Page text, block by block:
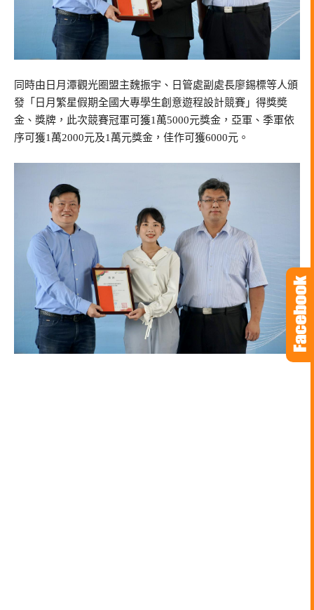
同時由日月潭觀光圈盟主魏振宇、日管處副處長廖錫標等人頒
發「日月繁星假期全國大專學生創意遊程設計競賽」得獎奬
金、獎牌，此次競賽冠軍可獲1萬5000元獎金，亞軍、季軍依
序可獲1萬2000元及1萬元獎金，佳作可獲6000元。